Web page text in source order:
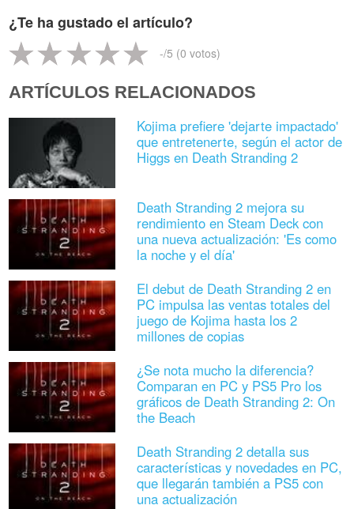
¿Te ha gustado el artículo?
-/5 (0 votos)
ARTÍCULOS RELACIONADOS
Kojima prefiere 'dejarte impactado'
que entretenerte, según el actor de
Higgs en Death Stranding 2
Death Stranding 2 mejora su
rendimiento en Steam Deck con
una nueva actualización: 'Es como
la noche y el día'
El debut de Death Stranding 2 en
PC impulsa las ventas totales del
juego de Kojima hasta los 2
millones de copias
¿Se nota mucho la diferencia?
Comparan en PC y PS5 Pro los
gráficos de Death Stranding 2: On
the Beach
Death Stranding 2 detalla sus
características y novedades en PC,
que llegarán también a PS5 con
una actualización